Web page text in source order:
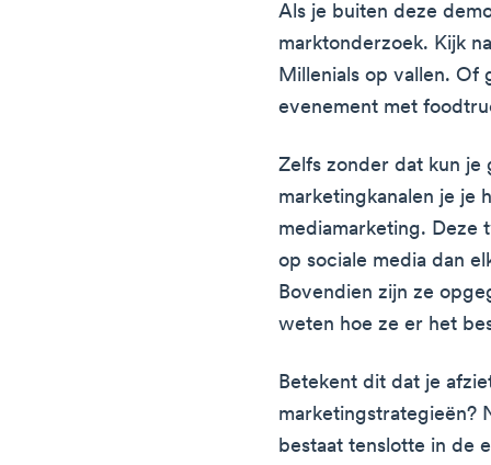
Als je buiten deze
marktonderzoek. Kijk
Millenials op vallen. Of
evenement met
Zelfs zonder dat kun je
marketingkanalen je je
mediamarketing. Deze
op sociale media dan
Bovendien zijn ze
weten hoe ze er het
Betekent dit dat je
marketingstrategieën?
bestaat tenslotte in de